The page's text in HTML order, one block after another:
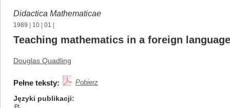
Didactica Mathematicae
1989 10 01
Teaching mathematics in a foreign language
Douglas Quadling
Pełne teksty: Pobierz
Języki publikacji
PL